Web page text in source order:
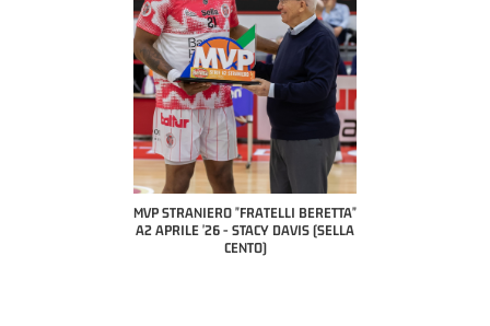
MVP "FRATELLI BERETTA" SAMUEL
DILAS B NAZIONALE APRILE '26 -
MARCO RESTELLI (TAV TREVIGLIO